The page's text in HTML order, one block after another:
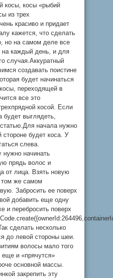
косы, косы «рыбий
из трех
красиво и придает
кажется, что сделать
но на самом деле все
на каждый день, и для
случая.Аккуратный
создавать поистине
будет начинаться
переходящей в
все это
косой. Если
будет выглядеть,
статью.Для начала нужно
стороне будет коса. У
слева.
нужно начинать
прядь волос и
от лица. Взять новую
том же самом
Забросить ее поверх
добавить еще одну
и перебросить поверх
сделать несколько
до левой стороны шеи.
волосы мало того
еще и «прячутся»
основной массы.
закрепить эту